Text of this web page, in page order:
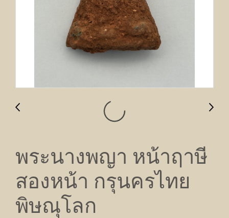
พระนางพญา หน้าฤาษี
สองหน้า กรุนครไทย
พิษณุโลก